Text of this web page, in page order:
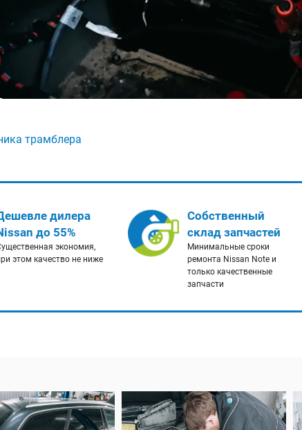
трамблера
дилера
до 55%
экономия,
этом качество не ниже
Собственный
склад запчастей
Минимальные сроки
ремонта Nissan Note и
только качественные
запчасти